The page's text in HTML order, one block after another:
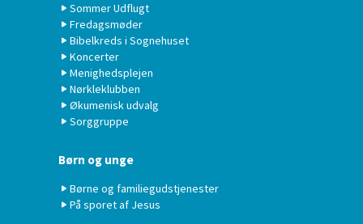
Sommer Udflugt
Fredagsmøder
Bibelkreds i Sognehuset
Koncerter
Menighedsplejen
Nørkleklubben
Økumenisk udvalg
Sorggruppe
Børn og unge
Børne og familiegudstjenester
På sporet af Jesus